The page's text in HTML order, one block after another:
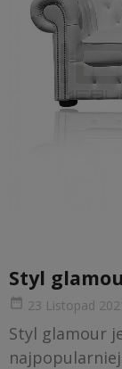
Styl
date_range 23 Listopad
Styl glamour